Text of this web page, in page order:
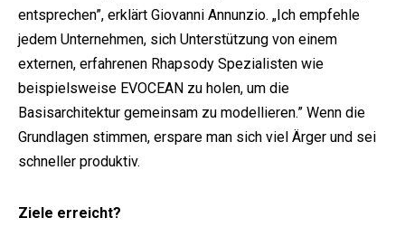
entsprechen”, erklärt Giovanni Annunzio. „Ich empfehle
jedem Unternehmen, sich Unterstützung von einem
externen, erfahrenen Rhapsody Spezialisten wie
beispielsweise EVOCEAN zu holen, um die
Basisarchitektur gemeinsam zu modellieren.” Wenn die
Grundlagen stimmen, erspare man sich viel Ärger und sei
schneller produktiv.
Ziele erreicht?